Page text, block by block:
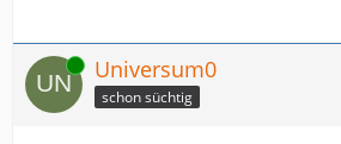
Online Universum0
schon süchtig